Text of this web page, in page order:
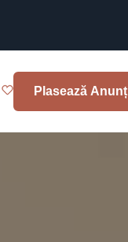
Plasează Anunț